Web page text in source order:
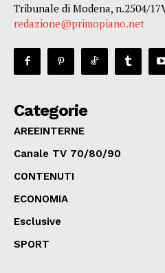
Tribunale di Modena, n.2504/
redazione@primopiano.net
Categorie
AREEINTERNE
Canale TV 70/80/90
CONTENUTI
ECONOMIA
Esclusive
SPORT